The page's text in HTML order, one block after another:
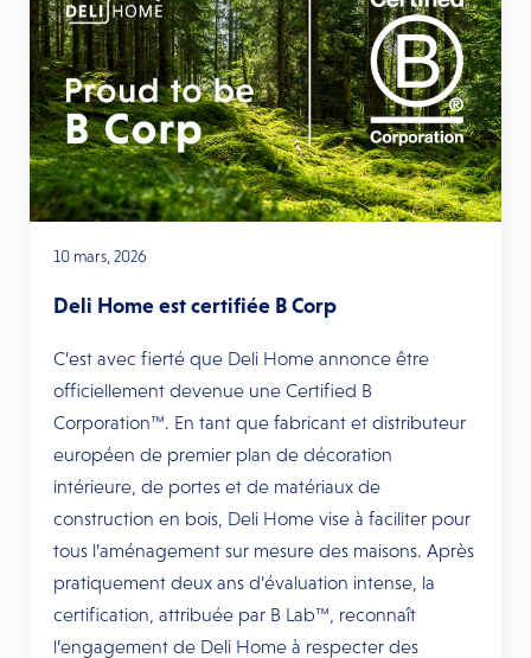
10 mars, 2026
Deli Home est certifiée B Corp
C’est avec fierté que Deli Home annonce être
officiellement devenue une Certified B
Corporation™. En tant que fabricant et distributeur
européen de premier plan de décoration
intérieure, de portes et de matériaux de
construction en bois, Deli Home vise à faciliter pour
tous l’aménagement sur mesure des maisons. Après
pratiquement deux ans d’évaluation intense, la
certification, attribuée par B Lab™, reconnaît
l’engagement de Deli Home à respecter des